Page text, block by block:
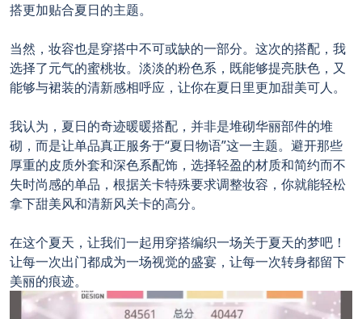
搭更加贴合夏日的主题。
当然，妆容也是穿搭中不可或缺的一部分。这次的搭配，我
选择了元气的蜜桃妆。淡淡的粉色系，既能够提亮肤色，又
能够与裙装的清新感相呼应，让你在夏日里更加甜美可人。
我认为，夏日的奇迹暖暖搭配，并非是堆砌华丽部件的堆
砌，而是让单品真正服务于“夏日物语”这一主题。避开那些
厚重的皮质外套和深色系配饰，选择轻盈的材质和简约而不
失时尚感的单品，根据关卡特殊要求调整妆容，你就能轻松
拿下甜美风和清新风关卡的高分。
在这个夏天，让我们一起用穿搭编织一场关于夏天的梦吧！
让每一次出门都成为一场视觉的盛宴，让每一次转身都留下
美丽的痕迹。